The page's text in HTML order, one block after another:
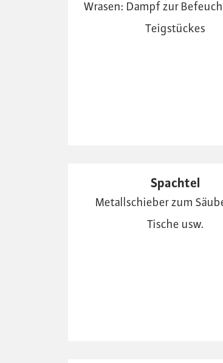
Wrasen: Dampf zur
Teigstückes
Spachtel
Metallschieber zum
Tische usw.